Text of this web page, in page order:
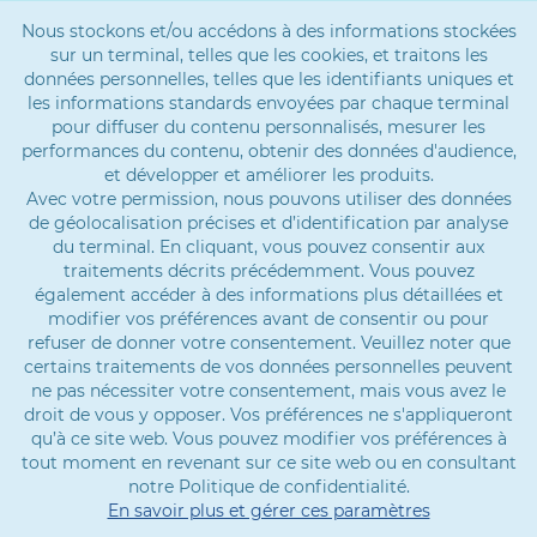
Nous stockons et/ou accédons à des informations stockées
sur un terminal, telles que les cookies, et traitons les
données personnelles, telles que les identifiants uniques et
les informations standards envoyées par chaque terminal
pour diffuser du contenu personnalisés, mesurer les
performances du contenu, obtenir des données d'audience,
et développer et améliorer les produits.
Avec votre permission, nous pouvons utiliser des données
de géolocalisation précises et d’identification par analyse
du terminal. En cliquant, vous pouvez consentir aux
traitements décrits précédemment. Vous pouvez
également accéder à des informations plus détaillées et
modifier vos préférences avant de consentir ou pour
refuser de donner votre consentement. Veuillez noter que
certains traitements de vos données personnelles peuvent
ne pas nécessiter votre consentement, mais vous avez le
droit de vous y opposer. Vos préférences ne s'appliqueront
qu’à ce site web. Vous pouvez modifier vos préférences à
tout moment en revenant sur ce site web ou en consultant
notre Politique de confidentialité.
En savoir plus et gérer ces paramètres